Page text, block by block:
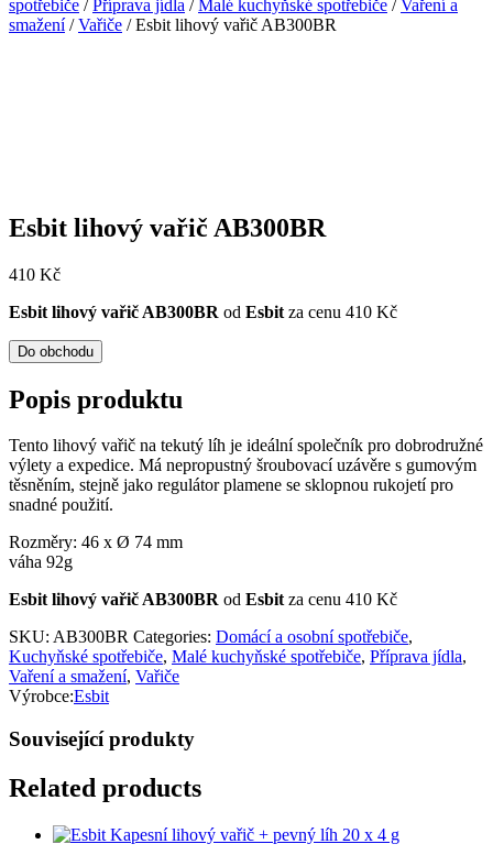
spotřebiče /Příprava jídla /Malé kuchyňské spotřebiče /Vaření a
smažení/Vařiče / Esbit lihový vařič AB300BR
Esbit lihový vařič AB300BR
410 Kč
Esbit lihový vařič AB300BR od Esbit za cenu 410 Kč
Do obchodu
Popis produktu
Tento lihový vařič na tekutý líh je ideální společník pro dobrodružné
výlety a expedice. Má nepropustný šroubovací uzávěre s gumovým
těsněním, stejně jako regulátor plamene se sklopnou rukojetí pro
snadné použití.
Rozměry: 46 x Ø 74 mm
váha 92g
Esbit lihový vařič AB300BR od Esbitza cenu 410 Kč
SKU: AB300BR Categories: Domácí a osobní spotřebiče,
Kuchyňské spotřebiče, Malé kuchyňské spotřebiče, Příprava jídla,
Vaření a smažení, Vařiče
Výrobce:Esbit
Související produkty
Related products